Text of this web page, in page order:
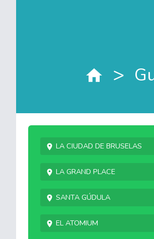
>
La ciudad de Bruselas
La Grand Place
Santa Gúdula
El Atomium